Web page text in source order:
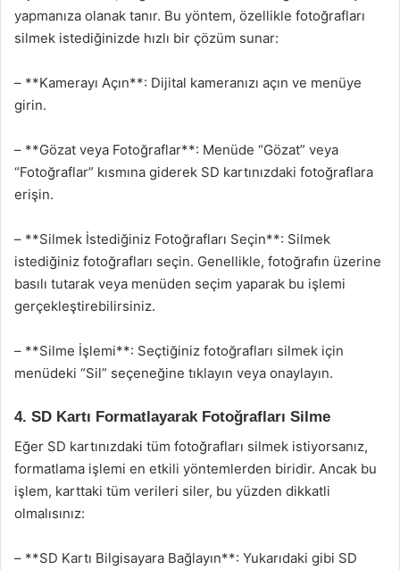
yapmanıza olanak tanır. Bu yöntem, özellikle fotoğrafları
silmek istediğinizde hızlı bir çözüm sunar:
– **Kamerayı Açın**: Dijital kameranızı açın ve menüye
girin.
– **Gözat veya Fotoğraflar**: Menüde “Gözat” veya
“Fotoğraflar” kısmına giderek SD kartınızdaki fotoğraflara
erişin.
– **Silmek İstediğiniz Fotoğrafları Seçin**: Silmek
istediğiniz fotoğrafları seçin. Genellikle, fotoğrafın üzerine
basılı tutarak veya menüden seçim yaparak bu işlemi
gerçekleştirebilirsiniz.
– **Silme İşlemi**: Seçtiğiniz fotoğrafları silmek için
menüdeki “Sil” seçeneğine tıklayın veya onaylayın.
4. SD Kartı Formatlayarak Fotoğrafları Silme
Eğer SD kartınızdaki tüm fotoğrafları silmek istiyorsanız,
formatlama işlemi en etkili yöntemlerden biridir. Ancak bu
işlem, karttaki tüm verileri siler, bu yüzden dikkatli
olmalısınız:
– **SD Kartı Bilgisayara Bağlayın**: Yukarıdaki gibi SD